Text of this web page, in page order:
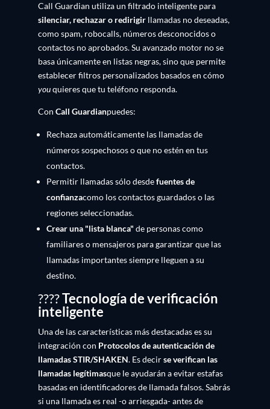
Call Guardian utiliza un filtrado inteligente para
silenciar, rechazar o redirigirllamadas no deseadas,
como spam, robocalls, números desconocidos o
contactos no aprobados. Su avanzado motor no se
basa únicamente en listas negras, sino que permite
establecer filtros personalizados basados en cómo
youquieres que tu teléfono responda.
Con Call Guardianpuedes:
Rechaza automáticamente las llamadas de
números sospechosos o que no estén en tus
contactos.
Permitir llamadas sólo desdefuentes de
confianzacomo los contactos guardados o las
regiones seleccionadas.
Crear una "lista blanca" de personas como
familiares o mensajeros para garantizar que las
llamadas importantes siempre lleguen a su
destino.
????Tecnología de verificación
inteligente
Una de las características más destacadas es su
integración con Protocolos de autenticación de
llamadas STIR/SHAKEN. Es decirse verifican las
llamadas legítimasque le ayudarán a evitar estafas
basadas en identificadores de llamada falsos. Sabrás
si una llamada es real -o arriesgada- antes de